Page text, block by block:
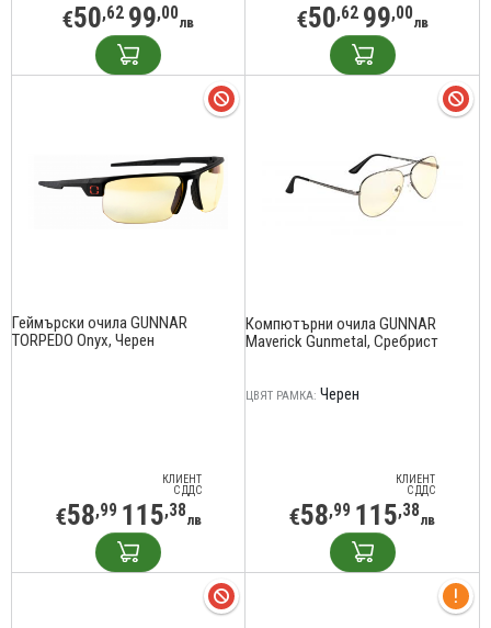
€50,62 99,00лв €50,62 99,00лв
Геймърски очила GUNNAR
TORPEDO Onyx, Черен
КЛИЕНТ
С ДДС
€58,99 115,38лв
Компютърни очила GUNNAR
Maverick Gunmetal, Сребрист
ЦВЯТ РАМКА: Черен
КЛИЕНТ
С ДДС
€58,99 115,38лв